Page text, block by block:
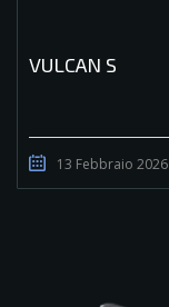
VULCAN S
13 Febbraio 2026